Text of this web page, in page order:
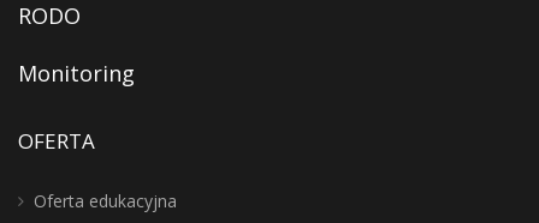
RODO
Monitoring
OFERTA
Oferta edukacyjna